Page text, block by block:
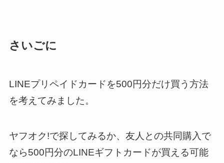
さいごに
LINEプリペイドカードを500円分だけ買う方法
を考えてみました。
ヤフオク!で探してみるか、友人との共同購入で
なら500円分のLINEギフトカードが買える可能